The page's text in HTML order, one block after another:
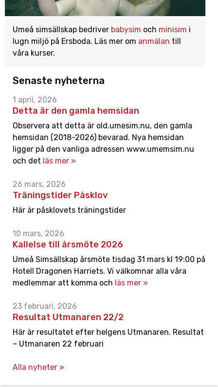
Umeå simsällskap bedriver babysim och minisim i
lugn miljö på Ersboda. Läs mer om anmälan till
våra kurser.
Senaste nyheterna
1 april, 2026
Detta är den gamla hemsidan
Observera att detta är old.umesim.nu, den gamla
hemsidan (2018-2026) bevarad. Nya hemsidan
ligger på den vanliga adressen www.umemsim.nu
och det läs mer »
26 mars, 2026
Träningstider Påsklov
Här är påsklovets träningstider
10 mars, 2026
Kallelse till årsmöte 2026
Umeå Simsällskap årsmöte tisdag 31 mars kl 19:00 på
Hotell Dragonen Harriets. Vi välkomnar alla våra
medlemmar att komma och läs mer »
23 februari, 2026
Resultat Utmanaren 22/2
Här är resultatet efter helgens Utmanaren. Resultat
– Utmanaren 22 februari
Alla nyheter »